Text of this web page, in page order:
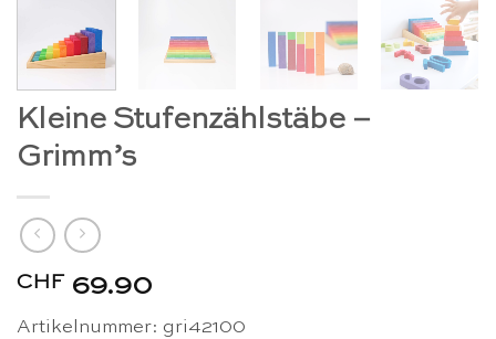
Kleine Stufenzählstäbe –
Grimm’s
CHF 69.90
Artikelnummer: gri42100